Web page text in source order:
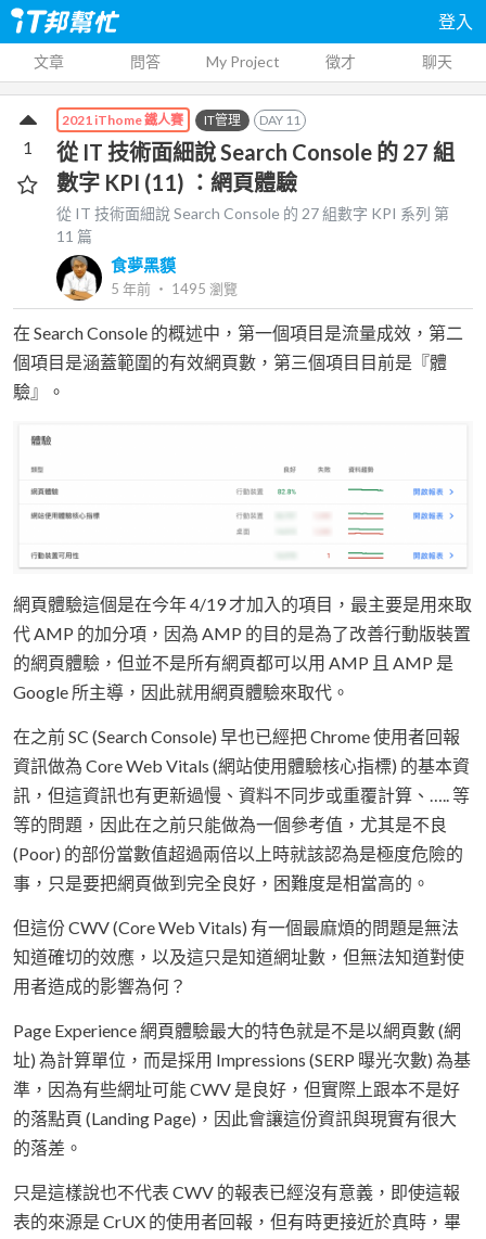
登入
文章 問答 My Project 徵才 聊天
2021 iThome 鐵人賽 IT管理 DAY 11
從 IT 技術面細說 Search Console 的 27 組
數字 KPI (11) ：網頁體驗
從 IT 技術面細說 Search Console 的 27 組數字 KPI 系列 第
11 篇
食夢黑貘
5 年前 ‧ 1495 瀏覽
1
在 Search Console 的概述中，第一個項目是流量成效，第二
個項目是涵蓋範圍的有效網頁數，第三個項目目前是『體
驗』。
網頁體驗這個是在今年 4/19 才加入的項目，最主要是用來取
代 AMP 的加分項，因為 AMP 的目的是為了改善行動版裝置
的網頁體驗，但並不是所有網頁都可以用 AMP 且 AMP 是
Google 所主導，因此就用網頁體驗來取代。
在之前 SC (Search Console) 早也已經把 Chrome 使用者回報
資訊做為 Core Web Vitals (網站使用體驗核心指標) 的基本資
訊，但這資訊也有更新過慢、資料不同步或重覆計算、….. 等
等的問題，因此在之前只能做為一個參考值，尤其是不良
(Poor) 的部份當數值超過兩倍以上時就該認為是極度危險的
事，只是要把網頁做到完全良好，困難度是相當高的。
但這份 CWV (Core Web Vitals) 有一個最麻煩的問題是無法
知道確切的效應，以及這只是知道網址數，但無法知道對使
用者造成的影響為何？
Page Experience 網頁體驗最大的特色就是不是以網頁數 (網
址) 為計算單位，而是採用 Impressions (SERP 曝光次數) 為基
準，因為有些網址可能 CWV 是良好，但實際上跟本不是好
的落點頁 (Landing Page)，因此會讓這份資訊與現實有很大
的落差。
只是這樣說也不代表 CWV 的報表已經沒有意義，即使這報
表的來源是 CrUX 的使用者回報，但有時更接近於真時，畢